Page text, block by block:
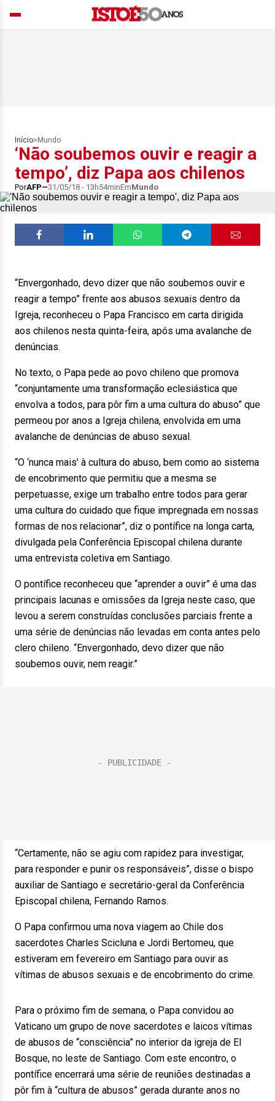
Início> Mundo
‘Não soubemos ouvir e reagir a
tempo’, diz Papa aos chilenos
PorAFP 31/05/18 - 13h54minEmMundo
“Envergonhado, devo dizer que não soubemos ouvir e
reagir a tempo” frente aos abusos sexuais dentro da
Igreja, reconheceu o Papa Francisco em carta dirigida
aos chilenos nesta quinta-feira, após uma avalanche de
denúncias.
No texto, o Papa pede ao povo chileno que promova
“conjuntamente uma transformação eclesiástica que
envolva a todos, para pôr fim a uma cultura do abuso” que
permeou por anos a Igreja chilena, envolvida em uma
avalanche de denúncias de abuso sexual.
“O ‘nunca mais’ à cultura do abuso, bem como ao sistema
de encobrimento que permitiu que a mesma se
perpetuasse, exige um trabalho entre todos para gerar
uma cultura do cuidado que fique impregnada em nossas
formas de nos relacionar”, diz o pontífice na longa carta,
divulgada pela Conferência Episcopal chilena durante
uma entrevista coletiva em Santiago.
O pontífice reconheceu que “aprender a ouvir” é uma das
principais lacunas e omissões da Igreja neste caso, que
levou a serem construídas conclusões parciais frente a
uma série de denúncias não levadas em conta antes pelo
clero chileno. “Envergonhado, devo dizer que não
soubemos ouvir, nem reagir.”
“Certamente, não se agiu com rapidez para investigar,
para responder e punir os responsáveis”, disse o bispo
auxiliar de Santiago e secretário-geral da Conferência
Episcopal chilena, Fernando Ramos.
O Papa confirmou uma nova viagem ao Chile dos
sacerdotes Charles Scicluna e Jordi Bertomeu, que
estiveram em fevereiro em Santiago para ouvir as
vítimas de abusos sexuais e de encobrimento do crime.
Para o próximo fim de semana, o Papa convidou ao
Vaticano um grupo de nove sacerdotes e laicos vítimas
de abusos de “consciência” no interior da igreja de El
Bosque, no leste de Santiago. Com este encontro, o
pontífice encerrará uma série de reuniões destinadas a
pôr fim à “cultura de abusos” gerada durante anos no